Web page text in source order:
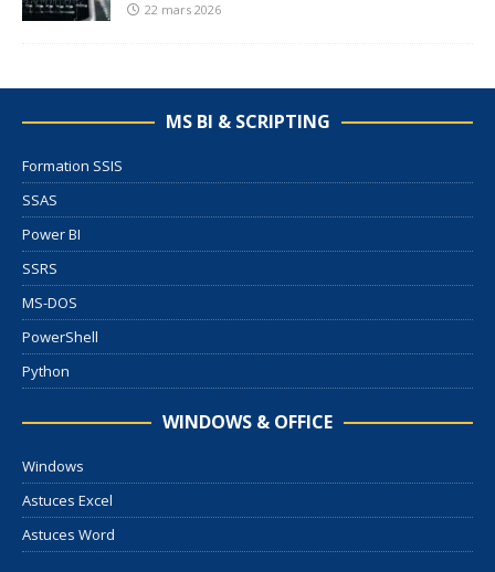
22 mars 2026
MS BI & SCRIPTING
Formation SSIS
SSAS
Power BI
SSRS
MS-DOS
PowerShell
Python
WINDOWS & OFFICE
Windows
Astuces Excel
Astuces Word